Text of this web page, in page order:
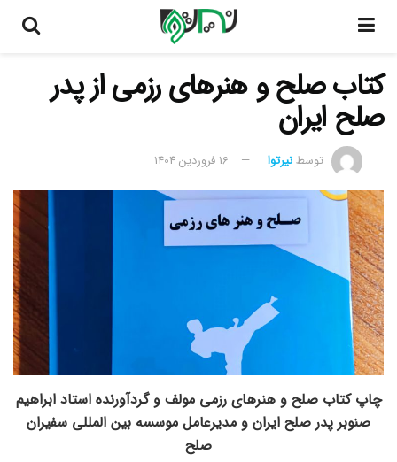
کتاب صلح و هنرهای رزمی از پدر
صلح ایران
توسطنیرتوا 16 فروردین 1404
چاپ کتاب صلح و هنرهای رزمی مولف و گردآورنده استاد ابراهیم
صنوبر پدر صلح ایران و مدیرعامل موسسه بین المللی سفیران
صلح